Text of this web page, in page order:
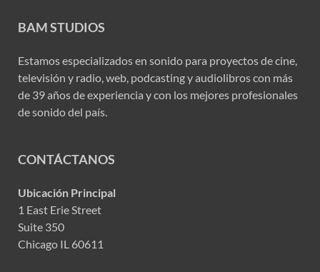
BAM STUDIOS
Estamos especializados en sonido para proyectos de cine,
televisión y radio, web, podcasting y audiolibros con más
de 39 años de experiencia y con los mejores profesionales
de sonido del país.
CONTÁCTANOS
Ubicación Principal
1 East Erie Street
Suite 350
Chicago IL 60611